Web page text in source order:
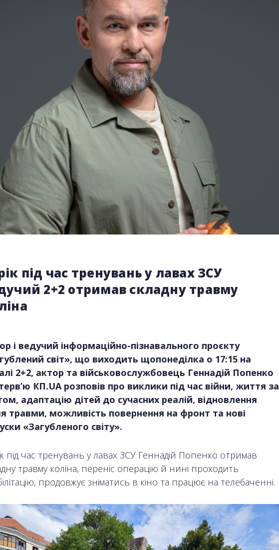
під час тренувань у лавах ЗСУ
2+2 отримав складну травму
і ведучий інформаційно-пізнавального проєкту
світ», що виходить щопонеділка о 17:15 на
2+2, актор та військовослужбовець Геннадій Попенко
КП.UA розповів про виклики під час війни, життя за
адаптацію дітей до сучасних реалій, відновлення
травми, можливість повернення на фронт та нові
«Загубленого світу».
під час тренувань у лавах ЗСУ Геннадій Попенко отримав
травму коліна, переніс операцію й нині проходить
продовжує зніматись в кіно та працює на телебаченні.